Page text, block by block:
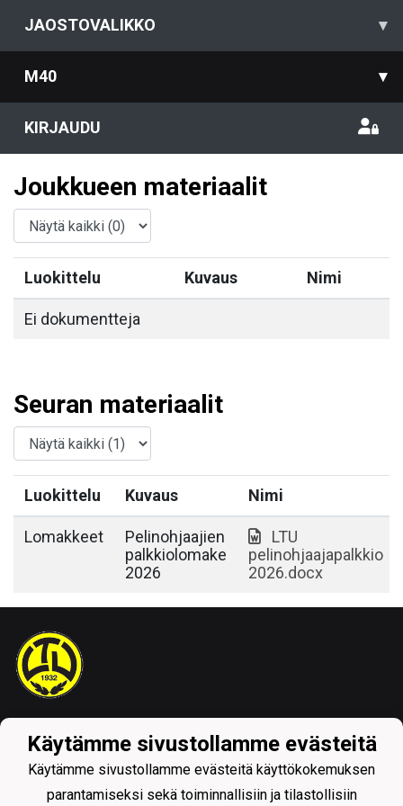
JAOSTOVALIKKO ▾
M40 ▾
KIRJAUDU
Joukkueen materiaalit
Luokittelu Kuvaus Nimi
Ei dokumentteja
Seuran materiaalit
Luokittelu Kuvaus Nimi
Lomakkeet
Pelinohjaajien
palkkiolomake
2026
LTU
pelinohjaajapalkkio
2026.docx
Käytämme sivustollamme evästeitä
Käytämme sivustollamme evästeitä käyttökokemuksen
parantamiseksi sekä toiminnallisiin ja tilastollisiin